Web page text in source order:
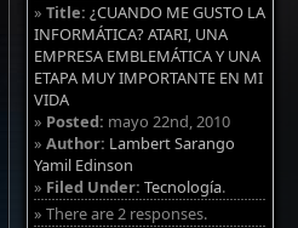
» Title: ¿CUANDO ME GUSTO LA
INFORMÁTICA? ATARI, UNA
EMPRESA EMBLEMÁTICA Y UNA
ETAPA MUY IMPORTANTE EN MI
VIDA
» Posted: mayo 22nd, 2010
» Author: Lambert Sarango
Yamil Edinson
» Filed Under: Tecnología.
» There are 2 responses.